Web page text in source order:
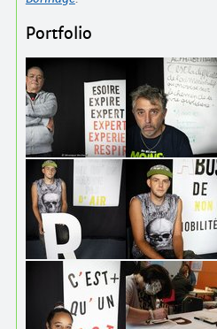
Portfolio